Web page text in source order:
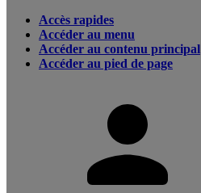
Accès rapides
Accéder au menu
Accéder au contenu principal
Accéder au pied de page